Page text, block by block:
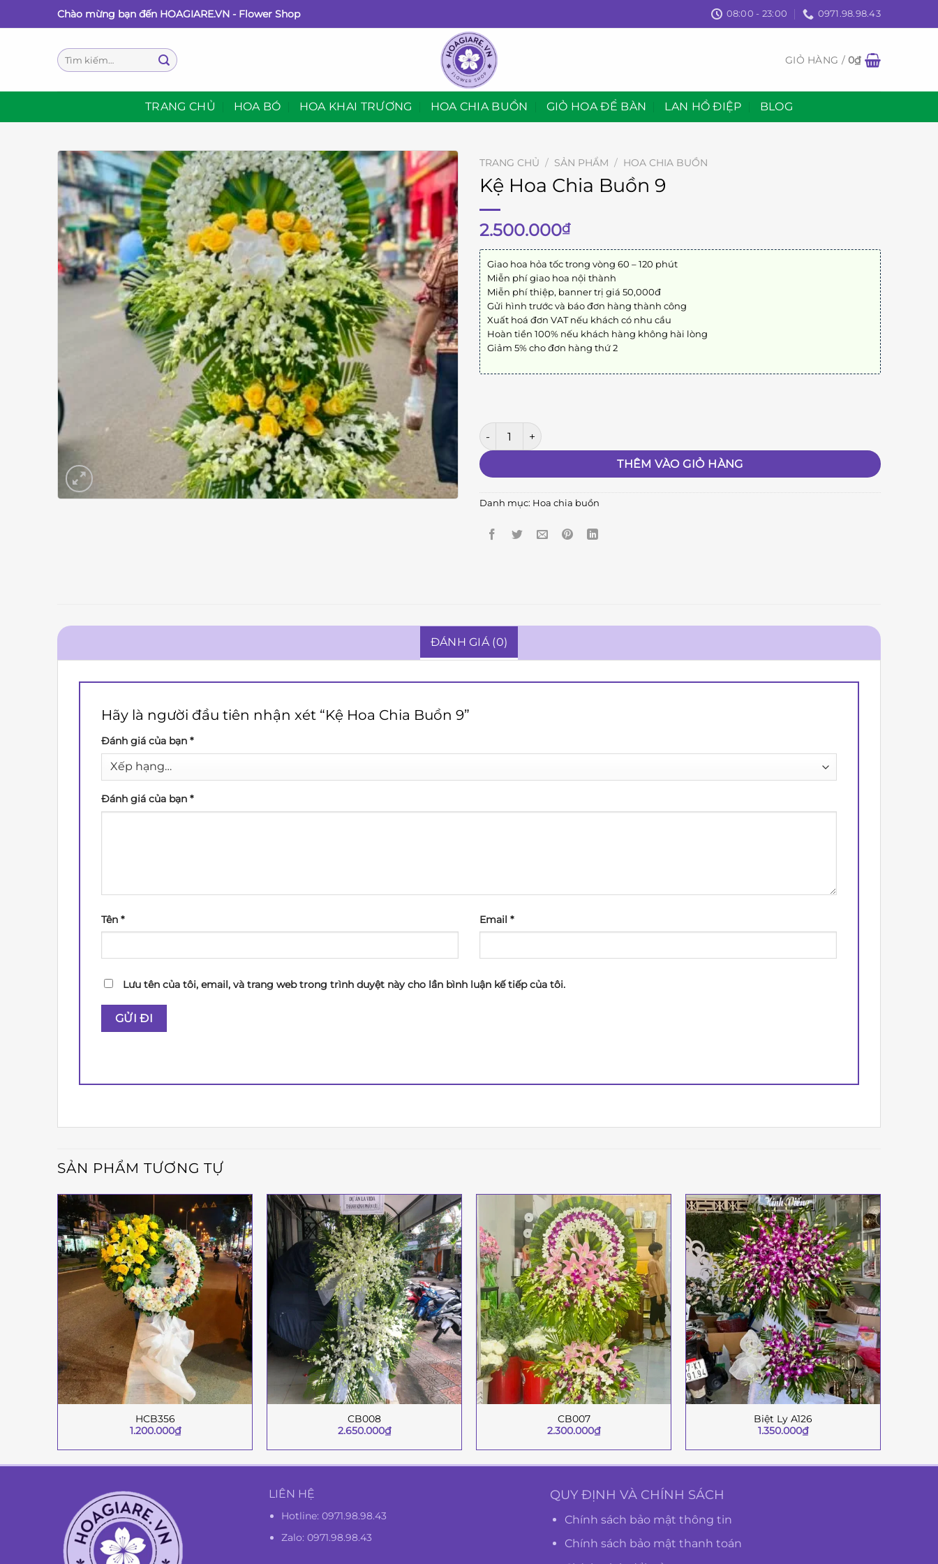
qua
Chào mừng bạn đến HOAGIARE.VN - Flower Shop 08:00 - 23:00 0971.98.98.43
Tìm
kiếm:
GIỎ HÀNG /0₫
TRANG CHỦ HOA BÓ HOA KHAI TRƯƠNG HOA CHIA BUỒN GIỎ HOA ĐỂ BÀN LAN HỒ ĐIỆP BLOG
TRANG CHỦ / SẢN PHẨM / HOA CHIA BUỒN
Kệ Hoa Chia Buồn 9
2.500.000₫
Giao hoa hỏa tốc trong vòng 60 – 120 phút
Miễn phí giao hoa nội thành
Miễn phí thiệp, banner trị giá 50,000đ
Gửi hình trước và báo đơn hàng thành công
Xuất hoá đơn VAT nếu khách có nhu cầu
Hoàn tiền 100% nếu khách hàng không hài lòng
Giảm 5% cho đơn hàng thứ 2
Kệ Hoa Chia Buồn 9 số lượng
THÊM VÀO GIỎ HÀNG
Danh mục: Hoa chia buồn
ĐÁNH GIÁ (0)
Hãy là người đầu tiên nhận xét “Kệ Hoa Chia Buồn 9”
Đánh giá của bạn *
Đánh giá của bạn *
Tên * Email *
Lưu tên của tôi, email, và trang web trong trình duyệt này cho lần bình luận kế tiếp của tôi.
SẢN PHẨM TƯƠNG TỰ
HCB356
1.200.000₫
CB008
2.650.000₫
CB007
2.300.000₫
Biệt Ly A126
1.350.000₫
LIÊN HỆ
Hotline:0971.98.98.43
Zalo: 0971.98.98.43
QUY ĐỊNH VÀ CHÍNH SÁCH
Chính sách bảo mật thông tin
Chính sách bảo mật thanh toán